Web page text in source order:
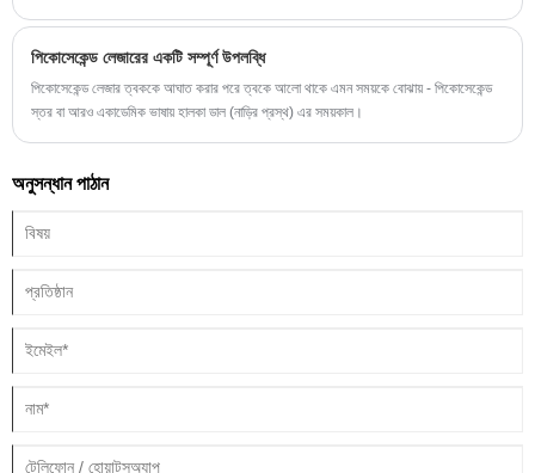
পিকোসেকেন্ড লেজারের একটি সম্পূর্ণ উপলব্ধি
পিকোসেকেন্ড লেজার ত্বককে আঘাত করার পরে ত্বকে আলো থাকে এমন সময়কে বোঝায় - পিকোসেকেন্ড
স্তর বা আরও একাডেমিক ভাষায় হালকা ডাল (নাড়ির প্রস্থ) এর সময়কাল।
অনুসন্ধান পাঠান